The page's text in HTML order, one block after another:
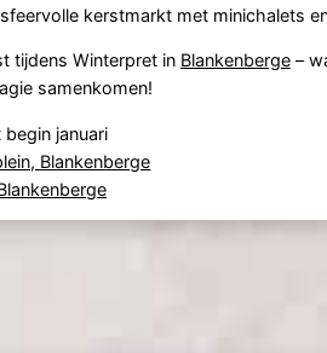
kerstmarkt met minichalets
tijdens Winterpret in Blankenberge–
samenkomen!
januari
Blankenberge